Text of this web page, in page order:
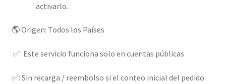
activarlo.
🌎 Origen: Todos los Países
✅: Este servicio funciona solo en cuentas públicas
✅: Sin recarga / reembolso si el conteo inicial del pedido